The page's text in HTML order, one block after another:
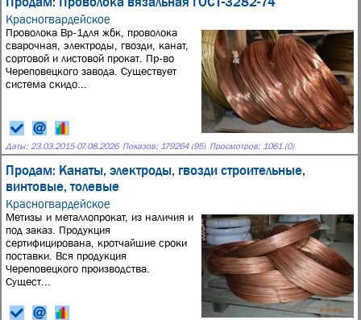
Красногвардейское
Проволока Вр-1для жбк, проволока
сварочная, электроды, гвозди, канат,
сортовой и листовой прокат. Пр-во
Череповецкого завода. Существует
система скидо...
Даты: 23.03.2015-07.08.2026 Показов: 179264 (95) Просмотров: 1061 (0)
Продам: Канаты, электроды, гвозди строительные,
винтовые, толевые
Красногвардейское
Метизы и металлопрокат, из наличия и
под заказ. Продукция
сертифицирована, кротчайшие сроки
поставки. Вся продукция
Череповецкого производства.
Сущест...